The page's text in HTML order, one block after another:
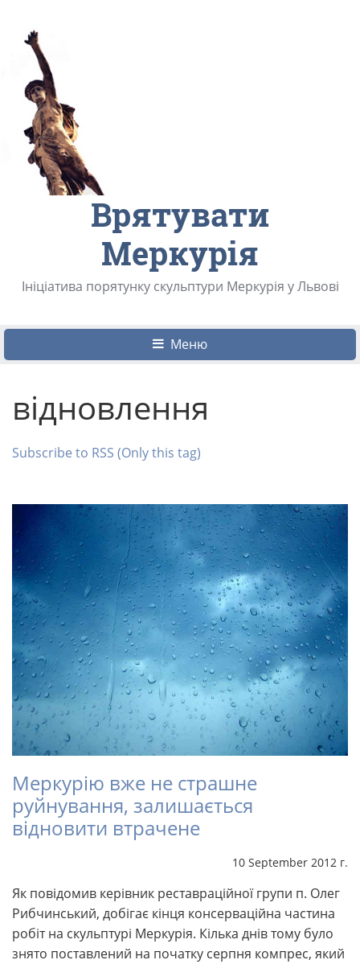
Врятувати
Меркурія
Ініціатива порятунку скульптури Меркурія у Львові
Меню
відновлення
Subscribe to RSS (Only this tag)
Меркурію вже не страшне
руйнування, залишається
відновити втрачене
10 September 2012 г.
Як повідомив керівник реставраційної групи п. Олег
Рибчинський, добігає кінця консерваційна частина
робіт на скульптурі Меркурія. Кілька днів тому було
знято поставлений на початку серпня компрес, який